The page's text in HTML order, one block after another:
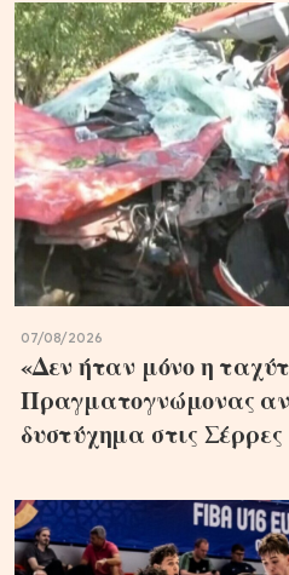
07/08/2026
«Δεν ήταν μόνο η
Πραγματογνώμονας
δυστύχημα στις Σέρρες